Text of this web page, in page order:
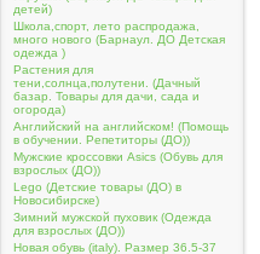
детей)
Школа,спорт, лето распродажа,
много нового (Барнаул. ДО Детская
одежда )
Растения для
тени,солнца,полутени. (Дачный
базар. Товары для дачи, сада и
огорода)
Английский на английском! (Помощь
в обучении. Репетиторы (ДО))
Мужские кроссовки Asics (Обувь для
взрослых (ДО))
Lego (Детские товары (ДО) в
Новосибирске)
Зимний мужской пуховик (Одежда
для взрослых (ДО))
Новая обувь (italy). Размер 36.5-37